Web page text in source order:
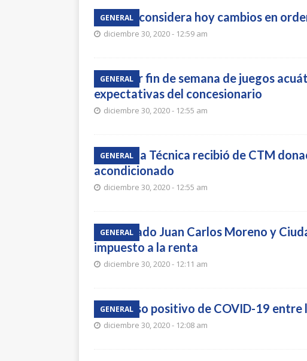
GENERAL
Junta considera hoy cambios en
diciembre 30, 2020 - 12:59 am
GENERAL
Primer fin de semana de juegos
expectativas del concesionario
diciembre 30, 2020 - 12:55 am
GENERAL
Escuela Técnica recibió de CTM
acondicionado
diciembre 30, 2020 - 12:55 am
GENERAL
Diputado Juan Carlos Moreno y
impuesto a la renta
diciembre 30, 2020 - 12:11 am
GENERAL
Un caso positivo de COVID-19
diciembre 30, 2020 - 12:08 am